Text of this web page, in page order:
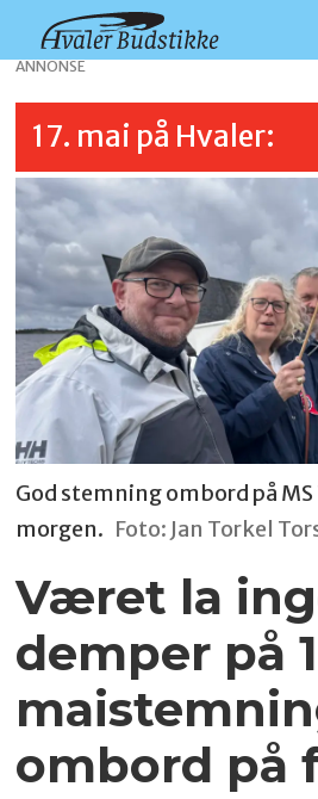
ANNONSE
17. mai på Hvaler:
God stemning ombord på
morgen. Foto: Jan Torkel
Været la
demper på
ombord på